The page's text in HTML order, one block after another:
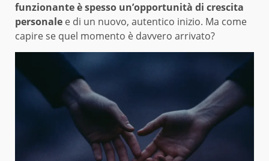
funzionante è spesso un’opportunità di crescita
personale e di un nuovo, autentico inizio. Ma come
capire se quel momento è davvero arrivato?